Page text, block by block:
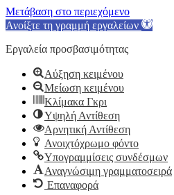
Μετάβαση στο περιεχόμενο
Ανοίξτε τη γραμμή εργαλείων
Εργαλεία προσβασιμότητας
Αύξηση κειμένου
Μείωση κειμένου
Κλίμακα Γκρι
Υψηλή Αντίθεση
Αρνητική Αντίθεση
Ανοιχτόχρωμο φόντο
Υπογραμμίσεις συνδέσμων
Αναγνώσιμη γραμματοσειρά
Επαναφορά